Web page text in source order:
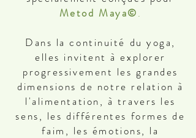
Metod Maya©.
Dans la continuité du yoga,
elles invitent à explorer
progressivement les grandes
dimensions de notre relation à
l'alimentation, à travers les
sens, les différentes formes de
faim, les émotions, la